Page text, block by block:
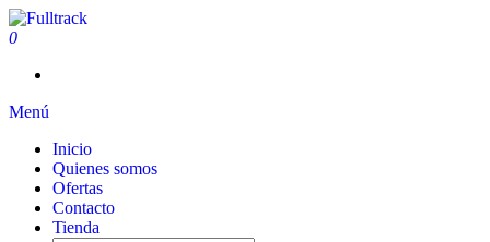
0
Menú
Inicio
Quienes somos
Ofertas
Contacto
Tienda